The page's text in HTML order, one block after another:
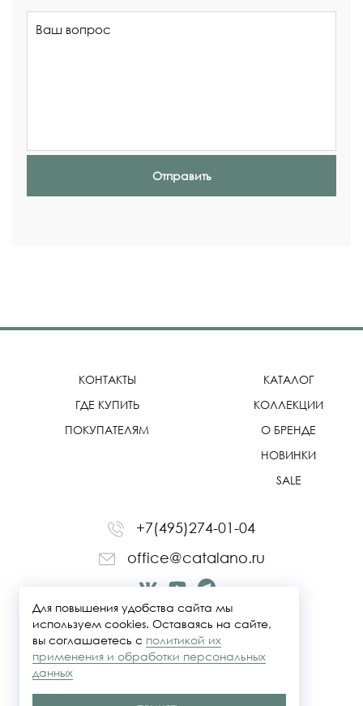
Отправить
КОНТАКТЫ
ГДЕ КУПИТЬ
ПОКУПАТЕЛЯМ
КАТАЛОГ
КОЛЛЕКЦИИ
О БРЕНДЕ
НОВИНКИ
SALE
+7(495)274-01-04
office@catalano.ru
Для повышения удобства сайта мы
используем cookies. Оставаясь на сайте,
вы соглашаетесь с политикой их
применения и обработки персональных
данных